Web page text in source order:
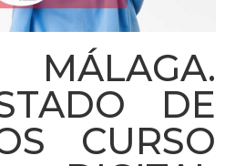
MÁLAGA.
DE
CURSO